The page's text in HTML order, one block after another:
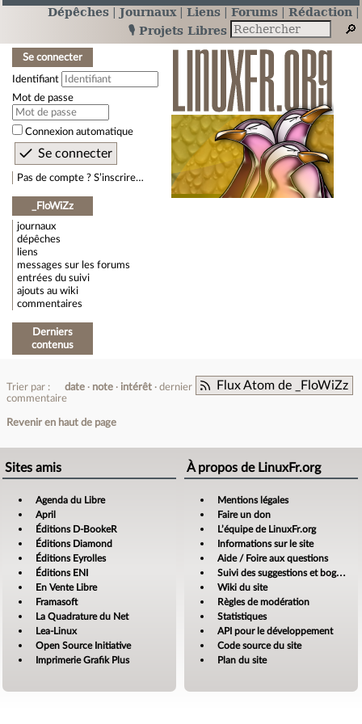
Dépêches Journaux Liens Forums
Rédaction
🎙️ Projets Libres
Se connecter
Identifiant
Mot de passe
Connexion automatique
Pas de compte ? S’inscrire…
_FloWiZz
journaux
dépêches
liens
messages sur les forums
entrées du suivi
ajouts au wiki
commentaires
Derniers
contenus
Flux Atom de _FloWiZz
Trier par : date note intérêt
dernier
commentaire
Revenir en haut de page
Sites amis
Agenda du Libre
April
Éditions D-BookeR
Éditions Diamond
Éditions Eyrolles
Éditions ENI
En Vente Libre
Framasoft
La Quadrature du Net
Lea-Linux
Open Source Initiative
Imprimerie Grafik Plus
À propos de LinuxFr.org
Mentions légales
Faire un don
L’équipe de LinuxFr.org
Informations sur le site
Aide / Foire aux questions
Suivi des suggestions et bogues
Wiki du site
Règles de modération
Statistiques
API pour le développement
Code source du site
Plan du site